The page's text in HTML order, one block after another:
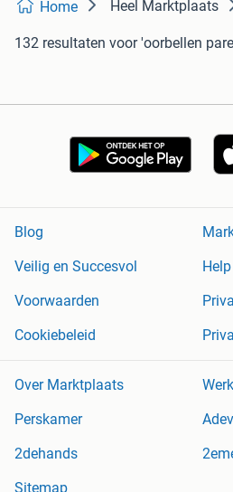
Home Heel Marktplaats
132 resultaten voor 'oorbellen
Blog
Veilig en Succesvol
Voorwaarden
Cookiebeleid
Over Marktplaats
Perskamer
2dehands
Sitemap